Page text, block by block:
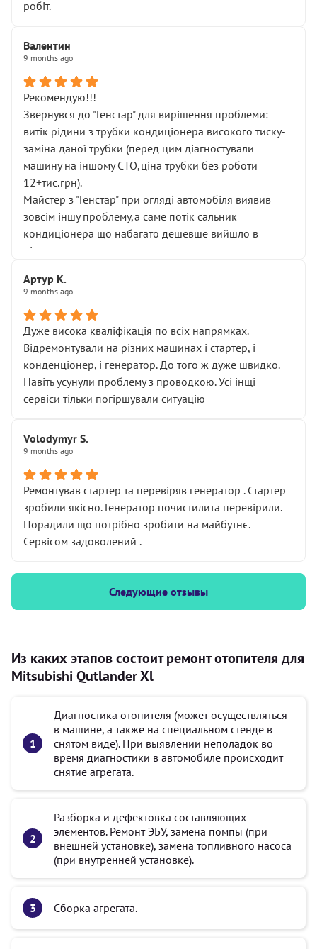
робіт.
Валентин
9 months ago
Рекомендую!!!
Звернувся до "Генстар" для вирішення проблеми:
витік рідини з трубки кондиціонера високого тиску-
заміна даної трубки (перед цим діагностували
машину на іншому СТО,ціна трубки без роботи
12+тис.грн).
Майстер з "Генстар" при огляді автомобіля виявив
зовсім іншу проблему,а саме потік сальник
кондиціонера що набагато дешевше вийшло в
підсумку.
Артур К.
9 months ago
Дуже висока кваліфікація по всіх напрямках.
Відремонтували на різних машинах і стартер, і
конденціонер, і генератор. До того ж дуже швидко.
Навіть усунули проблему з проводкою. Усі інщі
сервіси тільки погіршували ситуацію
Volodymyr S.
9 months ago
Ремонтував стартер та перевіряв генератор . Стартер
зробили якісно. Генератор почистилита перевірили.
Порадили що потрібно зробити на майбутнє.
Сервісом задоволений .
Следующие отзывы
Из каких этапов состоит ремонт отопителя для
Mitsubishi Qutlander Xl
Диагностика отопителя (может осуществляться
в машине, а также на специальном стенде в
снятом виде). При выявлении неполадок во
время диагностики в автомобиле происходит
снятие агрегата.
Разборка и дефектовка составляющих
элементов. Ремонт ЭБУ, замена помпы (при
внешней установке), замена топливного насоса
(при внутренней установке).
Сборка агрегата.